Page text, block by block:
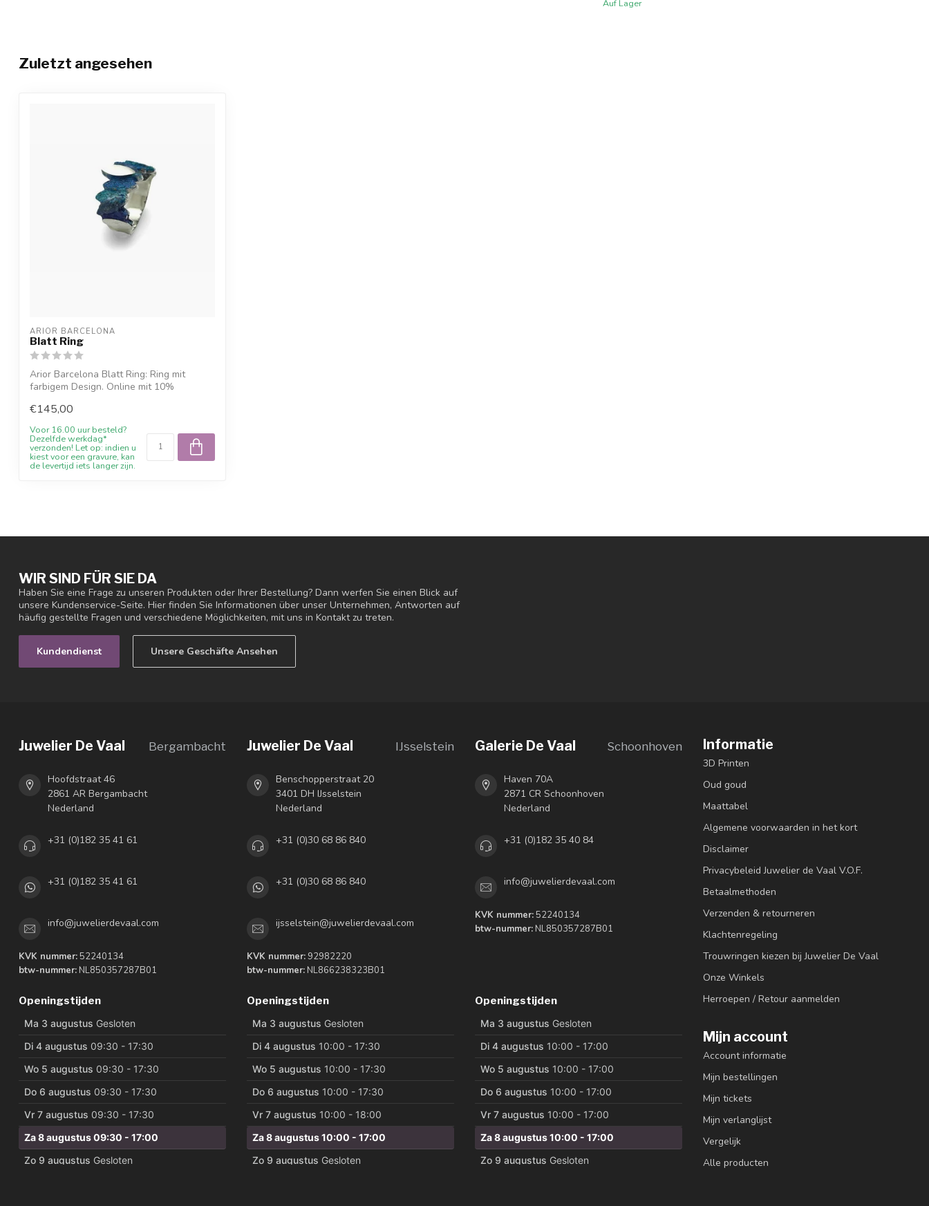
Auf Lager
Zuletzt angesehen
ARIOR BARCELONA
Blatt Ring
Arior Barcelona Blatt Ring: Ring mit
farbigem Design. Online mit 10%
€145,00
Voor 16.00 uur besteld?
Dezelfde werkdag*
verzonden! Let op: indien u
kiest voor een gravure, kan
de levertijd iets langer zijn.
WIR SIND FÜR SIE DA
Haben Sie eine Frage zu unseren Produkten oder Ihrer Bestellung? Dann werfen Sie einen Blick auf
unsere Kundenservice-Seite. Hier finden Sie Informationen über unser Unternehmen, Antworten auf
häufig gestellte Fragen und verschiedene Möglichkeiten, mit uns in Kontakt zu treten.
Kundendienst Unsere Geschäfte Ansehen
Juwelier De Vaal Bergambacht
Hoofdstraat 46
2861 AR Bergambacht
Nederland
+31 (0)182 35 41 61
+31 (0)182 35 41 61
info@juwelierdevaal.com
KVK nummer: 52240134
btw-nummer: NL850357287B01
Openingstijden
Juwelier De Vaal IJsselstein
Benschopperstraat 20
3401 DH IJsselstein
Nederland
+31 (0)30 68 86 840
+31 (0)30 68 86 840
ijsselstein@juwelierdevaal.com
KVK nummer:92982220
btw-nummer: NL866238323B01
Openingstijden
Galerie De Vaal Schoonhoven
Haven 70A
2871 CR Schoonhoven
Nederland
+31 (0)182 35 40 84
info@juwelierdevaal.com
KVK nummer: 52240134
btw-nummer: NL850357287B01
Openingstijden
Informatie
3D Printen
Oud goud
Maattabel
Algemene voorwaarden in het kort
Disclaimer
Privacybeleid Juwelier de Vaal V.O.F.
Betaalmethoden
Verzenden & retourneren
Klachtenregeling
Trouwringen kiezen bij Juwelier De Vaal
Onze Winkels
Herroepen / Retour aanmelden
Mijn account
Account informatie
Mijn bestellingen
Mijn tickets
Mijn verlanglijst
Vergelijk
Alle producten